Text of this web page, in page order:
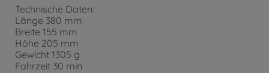
Technische Daten:
Länge 380 mm
Breite 155 mm
Höhe 205 mm
Gewicht 1305 g
Fahrzeit 30 min